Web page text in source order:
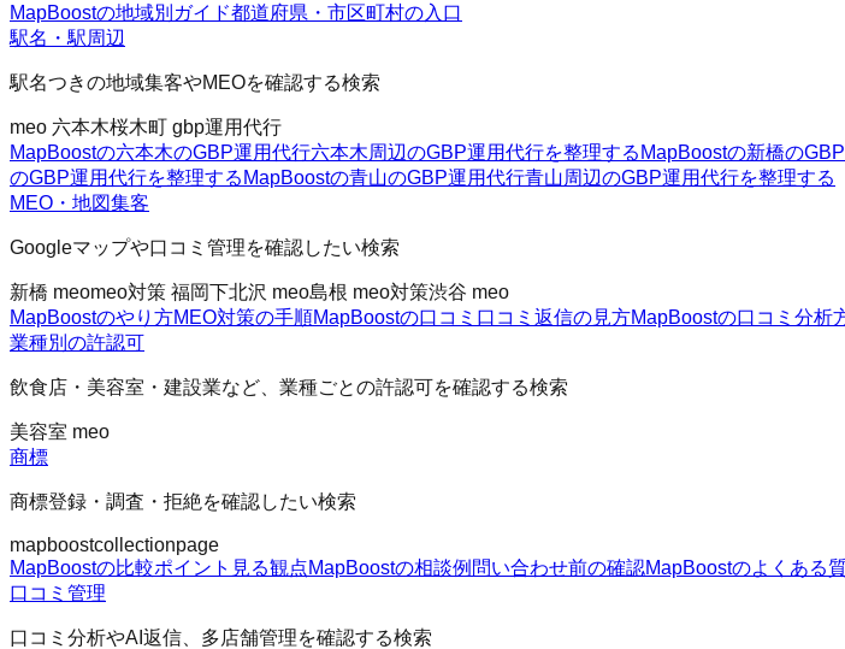
MapBoostの地域別ガイド都道府県・市区町村の入口
駅名・駅周辺
駅名つきの地域集客やMEOを確認する検索
meo 六本木桜木町 gbp運用代行
MapBoostの六本木のGBP運用代行六本木周辺のGBP運用代行を整理する MapBoostの新橋の
のGBP運用代行を整理する MapBoostの青山のGBP運用代行青山周辺のGBP運用代行を整理する
MEO・地図集客
Googleマップや口コミ管理を確認したい検索
新橋 meomeo対策 福岡下北沢 meo島根 meo対策渋谷 meo
MapBoostのやり方MEO対策の手順MapBoostの口コミ 口コミ返信の見方MapBoostの口コミ分析
業種別の許認可
飲食店・美容室・建設業など、業種ごとの許認可を確認する検索
美容室 meo
商標
商標登録・調査・拒絶を確認したい検索
mapboostcollectionpage
MapBoostの比較ポイント 見る観点MapBoostの相談例 問い合わせ前の確認MapBoostのよくある
口コミ管理
口コミ分析やAI返信、多店舗管理を確認する検索